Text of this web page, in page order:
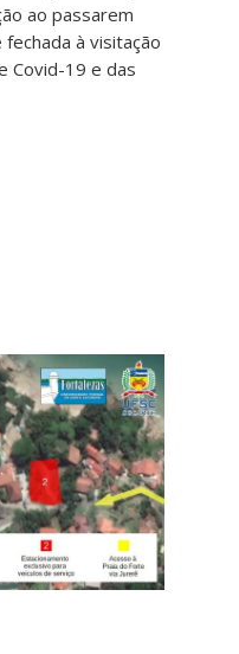
ao passarem
à visitação
Covid-19 e das